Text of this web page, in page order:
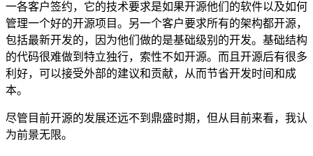
一各客户签约，它的技术要求是如果开源他们的软件以及如何
管理一个好的开源项目。另一个客户要求所有的架构都开源，
包括最新开发的，因为他们做的是基础级别的开发。基础结构
的代码很难做到特立独行，索性不如开源。而且开源后有很多
利好，可以接受外部的建议和贡献，从而节省开发时间和成
本。
尽管目前开源的发展还远不到鼎盛时期，但从目前来看，我认
为前景无限。